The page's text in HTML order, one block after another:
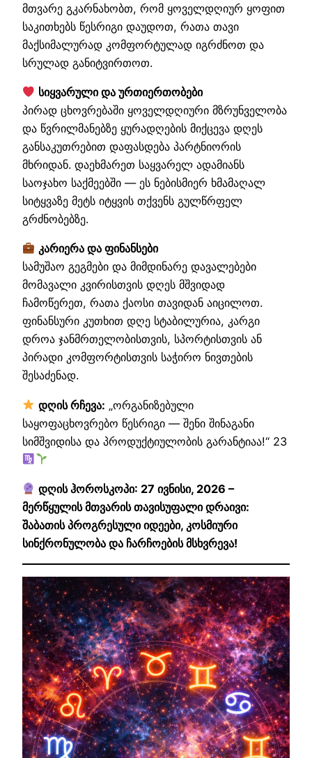
მთვარე გკარნახობთ, რომ ყოველდღიურ ყოფით
საკითხებს წესრიგი დაუდოთ, რათა თავი
მაქსიმალურად კომფორტულად იგრძნოთ და
სრულად განიტვირთოთ.
სიყვარული და ურთიერთობები
პირად ცხოვრებაში ყოველდღიური მზრუნველობა
და წვრილმანებზე ყურადღების მიქცევა დღეს
განსაკუთრებით დაფასდება პარტნიორის
მხრიდან. დაეხმარეთ საყვარელ ადამიანს
საოჯახო საქმეებში — ეს ნებისმიერ ხმამაღალ
სიტყვაზე მეტს იტყვის თქვენს გულწრფელ
გრძნობებზე.
კარიერა და ფინანსები
სამუშაო გეგმები და მიმდინარე დავალებები
მომავალი კვირისთვის დღეს მშვიდად
ჩამოწერეთ, რათა ქაოსი თავიდან აიცილოთ.
ფინანსური კუთხით დღე სტაბილურია, კარგი
დროა ჯანმრთელობისთვის, სპორტისთვის ან
პირადი კომფორტისთვის საჭირო ნივთების
შესაძენად.
დღის რჩევა: „ორგანიზებული
საყოფაცხოვრებო წესრიგი — შენი შინაგანი
სიმშვიდისა და პროდუქტიულობის გარანტიაა!“ 23
დღის ჰოროსკოპი: 27 ივნისი, 2026 –
მერწყულის მთვარის თავისუფალი დრაივი:
შაბათის პროგრესული იდეები, კოსმიური
სინქრონულობა და ჩარჩოების მსხვრევა!